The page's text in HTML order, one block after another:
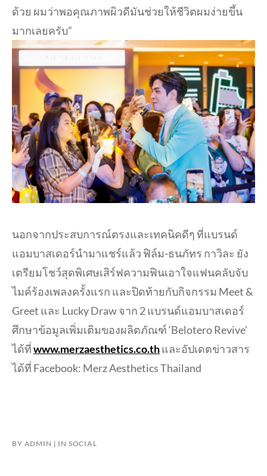
ด้วย ผมว่าพอคุณภาพผิวดีมันช่วยให้ชีวิตผมง่ายขึ้น
มากเลยครับ”
นอกจากประสบการณ์ตรงและเทคนิคดีๆ ที่แบรนด์
แอมบาสเดอร์นำมาแชร์แล้ว ฟิล์ม-ธนภัทร กาวิละ ยัง
เตรียมโชว์สุดพิเศษเสิร์ฟความฟินเอาใจแฟนคลับจับ
ไมค์ร้องเพลงครั้งแรก และปิดท้ายกับกิจกรรม Meet &
Greet และ Lucky Draw จาก 2 แบรนด์แอมบาสเดอร์
ศึกษาข้อมูลเพิ่มเติมของผลิตภัณฑ์ ‘Belotero Revive’
ได้ที่www.merzaesthetics.co.thและอัปเดตข่าวสาร
ได้ที่ Facebook: Merz Aesthetics Thailand
BY ADMIN IN SOCIAL